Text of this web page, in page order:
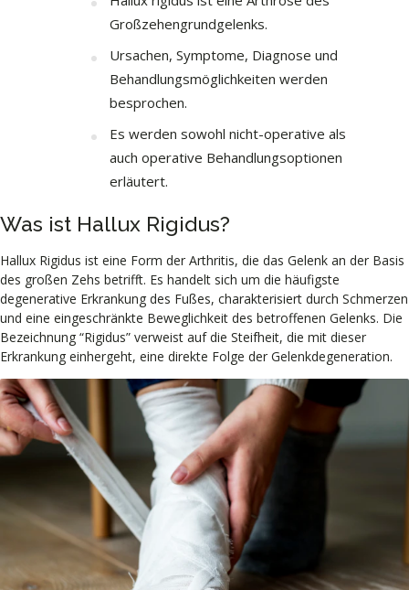
Großzehengrundgelenks.
Ursachen, Symptome, Diagnose und
Behandlungsmöglichkeiten werden
besprochen.
Es werden sowohl nicht-operative als
auch operative Behandlungsoptionen
erläutert.
Was ist Hallux Rigidus?
Hallux Rigidus ist eine Form der Arthritis, die das Gelenk an der Basis
des großen Zehs betrifft. Es handelt sich um die häufigste
degenerative Erkrankung des Fußes, charakterisiert durch Schmerzen
und eine eingeschränkte Beweglichkeit des betroffenen Gelenks. Die
Bezeichnung “Rigidus” verweist auf die Steifheit, die mit dieser
Erkrankung einhergeht, eine direkte Folge der Gelenkdegeneration.